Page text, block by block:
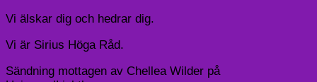
Vi älskar dig och hedrar dig.
Vi är Sirius Höga Råd.
Sändning mottagen av Chellea Wilder på